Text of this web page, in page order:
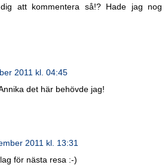
att kommentera så!? Hade jag nog
2011 kl. 04:45
det här behövde jag!
2011 kl. 13:31
för nästa resa :-)